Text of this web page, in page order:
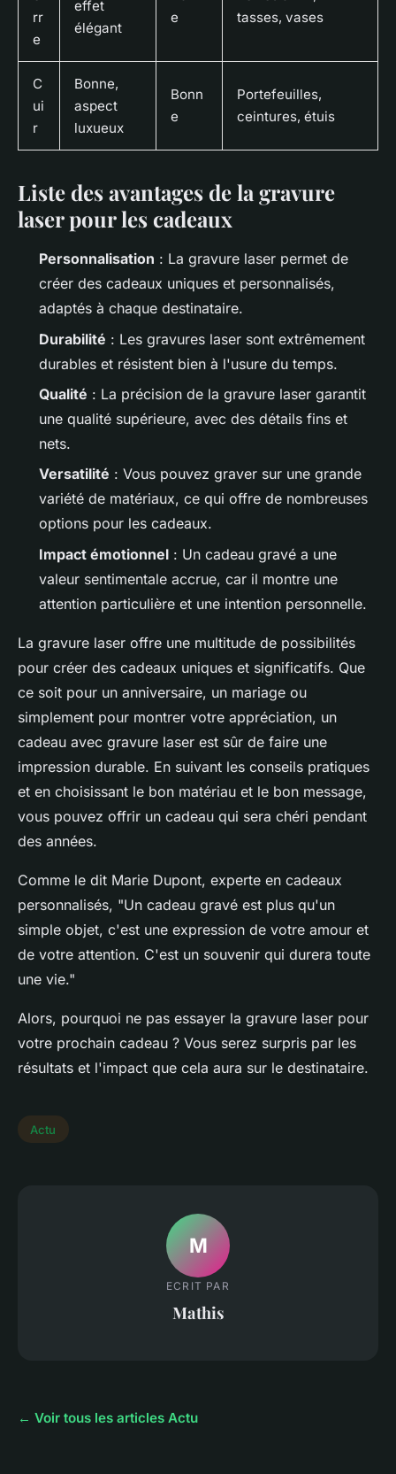
rr
e
effet
élégant
e
tasses, vases
C
ui
r
Bonne,
aspect
luxueux
Bonn
e
Portefeuilles,
ceintures, étuis
Liste des avantages de la gravure
laser pour les cadeaux
Personnalisation : La gravure laser permet de
créer des cadeaux uniques et personnalisés,
adaptés à chaque destinataire.
Durabilité : Les gravures laser sont extrêmement
durables et résistent bien à l'usure du temps.
Qualité : La précision de la gravure laser garantit
une qualité supérieure, avec des détails fins et
nets.
Versatilité : Vous pouvez graver sur une grande
variété de matériaux, ce qui offre de nombreuses
options pour les cadeaux.
Impact émotionnel : Un cadeau gravé a une
valeur sentimentale accrue, car il montre une
attention particulière et une intention personnelle.
La gravure laser offre une multitude de possibilités
pour créer des cadeaux uniques et significatifs. Que
ce soit pour un anniversaire, un mariage ou
simplement pour montrer votre appréciation, un
cadeau avec gravure laser est sûr de faire une
impression durable. En suivant les conseils pratiques
et en choisissant le bon matériau et le bon message,
vous pouvez offrir un cadeau qui sera chéri pendant
des années.
Comme le dit Marie Dupont, experte en cadeaux
personnalisés, "Un cadeau gravé est plus qu'un
simple objet, c'est une expression de votre amour et
de votre attention. C'est un souvenir qui durera toute
une vie."
Alors, pourquoi ne pas essayer la gravure laser pour
votre prochain cadeau ? Vous serez surpris par les
résultats et l'impact que cela aura sur le destinataire.
Actu
M
ECRIT PAR
Mathis
← Voir tous les articles Actu